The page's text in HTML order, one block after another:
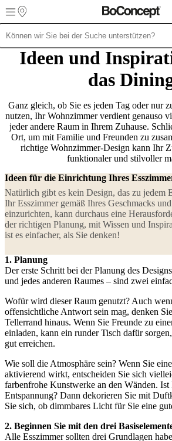
Skip to main content
Möbel Sofas
Aufbewahrung Betten Outdoor-
TeppicheAccessoires
KollektionenStuhl
KollektionenSessel
KollektionenBeds
collectionsAufbewahrungslösungen
OutletRäumeWohnzimmer
OfficesBoConcept
+
Helena
ChristensenInspirationKundenbetreuung
Einrichtungsberatung Kostenlose
Muster
findenÜber
BoConceptWerte
ResponsibilityDie
GeschichtePresse
Lounge
Handwerkskunst
und
QualitätUnsere
DesignerIndividuelle
GestaltungKarriereStandards
and
certifications Barrierefreiheitserklärung
Partner
werdenProfessionalsTrade
ProgrammProjectsArticles
and
Ideen und
das
Ganz gleich, ob Sie es jeden Tag oder nur
nutzen, Ihr Wohnzimmer verdient genauso
jeder andere Raum in Ihrem Zuhause.
Ort, um mit Familie und Freunden zu
richtige Wohnzimmer-Design kann Ihr
funktionaler und stilvoller
Ideen für die Einrichtung Ihres
Natürlich gibt es kein Design, das zu jedem
Ihr Esszimmer gemäß Ihres Geschmacks
einzurichten, kann durchaus eine
der richtigen Planung, mit Wissen und
ist es einfacher, als Sie denken!
1. Planung
Der erste Schritt bei der Planung des
und jedes anderen Raumes – sind zwei
Wofür wird dieser Raum genutzt? Auch
offensichtliche Antwort sein mag, denken
Tellerrand hinaus. Wenn Sie Freunde zu
einladen, kann ein runder Tisch dafür
gut erreichen.
Wie soll die Atmosphäre sein? Wenn Sie
aktivierend wirkt, entscheiden Sie sich
farbenfrohe Kunstwerke an den Wänden. Ist
Entspannung? Dann dekorieren Sie mit
Sie sich, ob dimmbares Licht für Sie eine
2. Beginnen Sie mit den drei
Alle Esszimmer sollten drei Grundlagen